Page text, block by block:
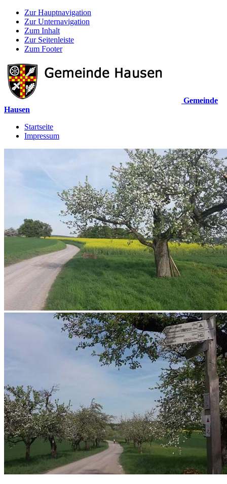
Zur Hauptnavigation
Zur Unternavigation
Zum Inhalt
Zur Seitenleiste
Zum Footer
Gemeinde
Hausen
Startseite
Impressum